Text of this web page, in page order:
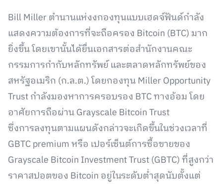
Bill Miller ตำนานแห่งงกองทุนแบบเฮดจ์ฟันด์กำลัง
แสดงความต้องการที่จะถือครอง Bitcoin (BTC) มาก
ยิ่งขึ้น โดยเขานั้นได้ยื่นเอกสารต่อสำนักงานคณะ
กรรมการกำกับหลักทรัพย์ และตลาดหลักทรัพย์ของ
สหรัฐอเมริก (ก.ล.ต.) โดยกองทุน Miller Opportunity
Trust กำลังมองหาการครอบรอง BTC ทางอ้อม โดย
อาศัยการถือผ่าน Grayscale Bitcoin Trust
ซึ่งการลงทุนตามแผนดังกล่าวจะเกิดขึ้นในช่วงเวลาที่
GBTC premium หรือ เปอร์เซ็นต์การซื้อขายของ
Grayscale Bitcoin Investment Trust (GBTC) ที่สูงกว่า
ราคาสปอตของ Bitcoin อยู่ในระดับต่ำสุดนับตั้งแต่